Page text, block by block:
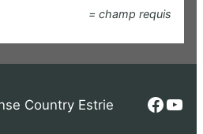
= champ requis
Country Estrie